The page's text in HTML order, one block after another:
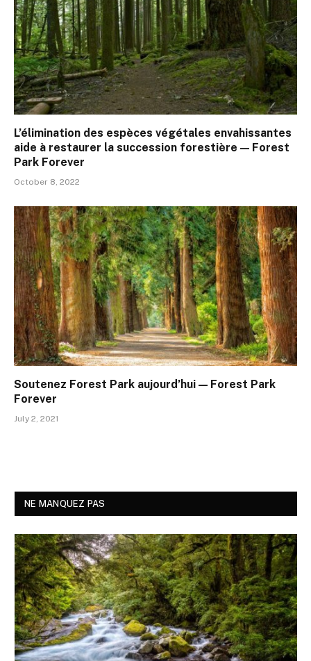
L’élimination des espèces végétales envahissantes
aide à restaurer la succession forestière — Forest
Park Forever
October 8, 2022
Soutenez Forest Park aujourd’hui — Forest Park
Forever
July 2, 2021
NE MANQUEZ PAS